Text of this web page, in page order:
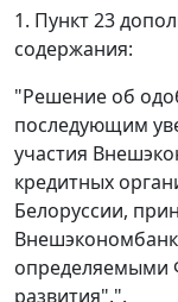
1. Пункт 23
содержания:
"Решение об
последующим
участия
кредитных
Белоруссии,
определяемыми
развития".".